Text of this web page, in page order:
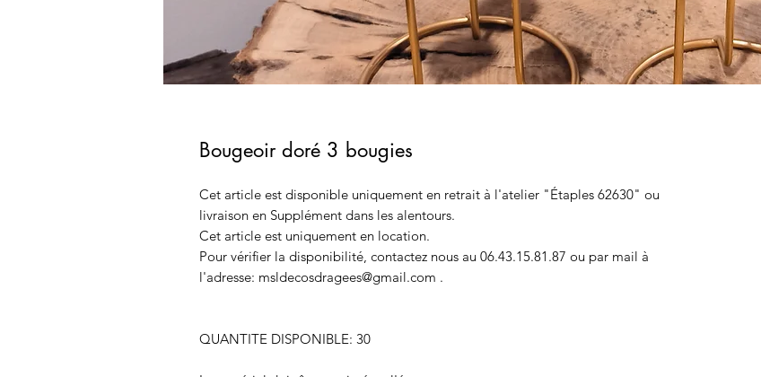
Bougeoir doré 3 bougies
Cet article est disponible uniquement en retrait à l'atelier "Étaples 62630" ou
livraison en Supplément dans les alentours.
Cet article est uniquement en location.
Pour vérifier la disponibilité, contactez nous au 06.43.15.81.87 ou par mail à
l'adresse: msldecosdragees@gmail.com .
QUANTITE DISPONIBLE: 30